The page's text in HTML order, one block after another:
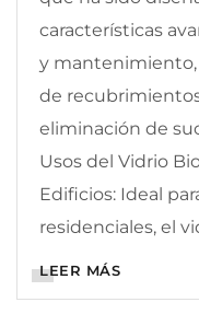
características
y mantenimiento,
de
eliminación de
Usos del Vidrio
Edificios: Ideal
residenciales, el
LEER MÁS